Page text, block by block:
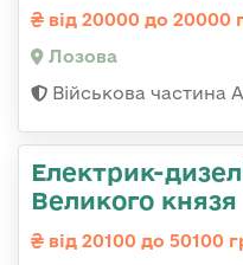
від 20000 до 20000
Лозова
Військова частина
Електрик-
Великого князя
від 20100 до 50100